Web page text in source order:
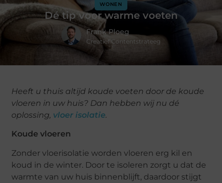
WONEN
Dé tip voor warme voeten
Frank Ploeg
Creatief Contentstrateeg
Heeft u thuis altijd koude voeten door de koude
vloeren in uw huis? Dan hebben wij nu dé
oplossing, vloer isolatie.
Koude vloeren
Zonder vloerisolatie worden vloeren erg kil en
koud in de winter. Door te isoleren zorgt u dat de
warmte van uw huis binnenblijft, daardoor stijgt